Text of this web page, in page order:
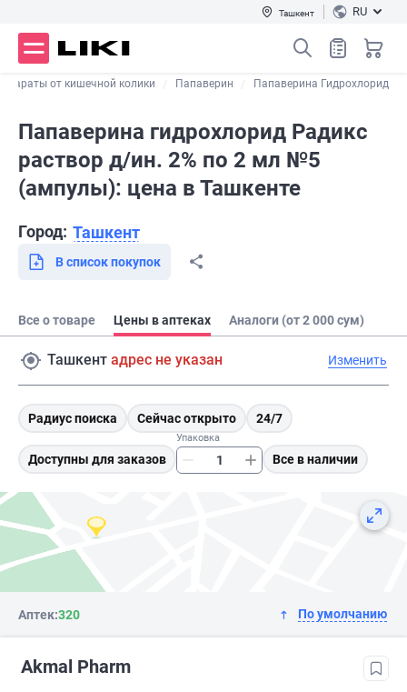
Ташкент RU
от кишечной колики Папаверин Папаверина Гидрохлорид
Папаверина гидрохлорид Радикс
раствор д/ин. 2% по 2 мл №5
(ампулы): цена в Ташкенте
Город: Ташкент
В список покупок
Все о товаре Цены в аптеках Аналоги (от 2 000 сум)
Ташкент адрес не указан Изменить
Радиус поиска Сейчас открыто 24/7
Доступны для заказов
Упаковка
Все в наличии
Аптек:320 По умолчанию
Akmal Pharm